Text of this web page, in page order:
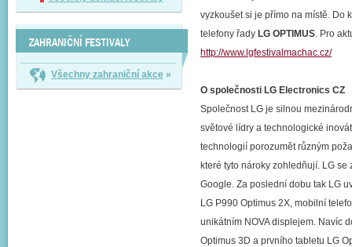
ZAHRANIČNÍ FESTIVALY
Všechny zahraniční akce »
vyzkoušet si je přímo na místě. Do
telefony řady LG OPTIMUS. Pro
http://www.lgfestivalmachac.cz/
O společnosti LG Electronics CZ
Společnost LG je silnou
světové lídry a technologické
technologií porozumět různým
které tyto nároky zohledňují. LG
Google. Za poslední dobu tak LG
LG P990 Optimus 2X, mobilní
unikátním NOVA displejem. Navíc
Optimus 3D a prvního tabletu LG